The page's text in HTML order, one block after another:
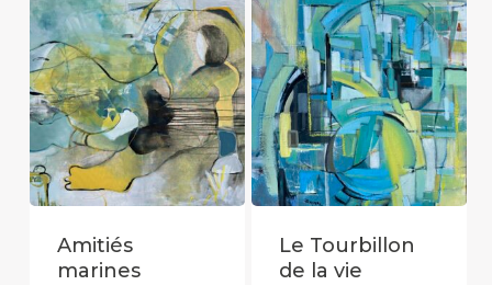
Amitiés
marines
Le Tourbillon
de la vie